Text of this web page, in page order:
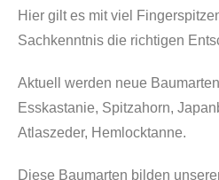
Hier gilt es mit viel
Sachkenntnis die richtigen
Aktuell werden neue
Esskastanie, Spitzahorn,
Atlaszeder, Hemlocktanne.
Diese Baumarten bilden